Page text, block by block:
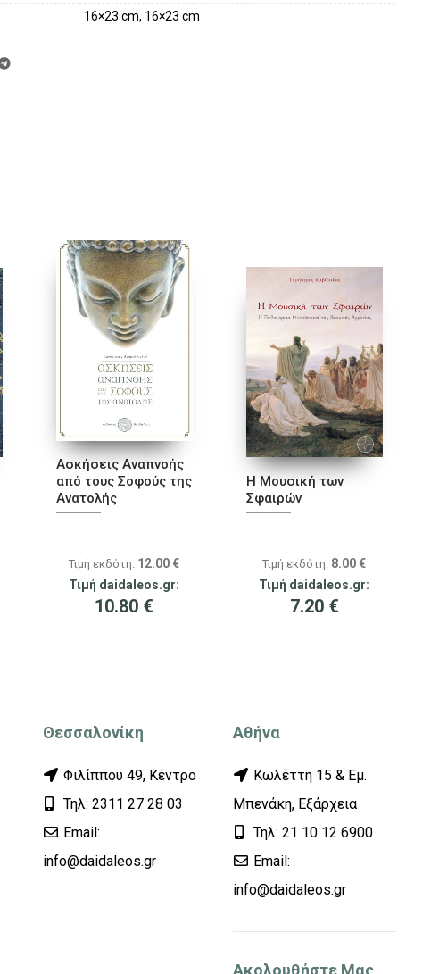
16×23 cm, 16×23 cm
Ασκήσεις Αναπνοής
από τους Σοφούς της
Ανατολής
Τιμή εκδότη: 12.00 €
Τιμή daidaleos.gr:
10.80 €
Η Μουσική των
Σφαιρών
Τιμή εκδότη: 8.00 €
Τιμή daidaleos.gr:
7.20 €
Θεσσαλονίκη
Φιλίππου 49, Κέντρο
Τηλ: 2311 27 28 03
Εmail:
info@daidaleos.gr
Αθήνα
Κωλέττη 15 & Εμ.
Μπενάκη, Εξάρχεια
Τηλ: 21 10 12 6900
Εmail:
info@daidaleos.gr
Ακολουθήστε Μας